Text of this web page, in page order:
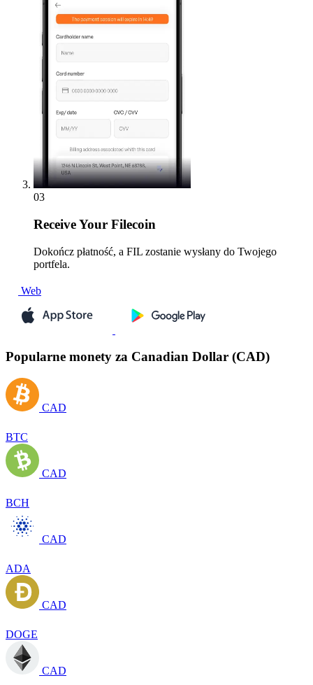
03
ReceiveYour Filecoin
Dokończ płatność, a FIL zostanie wysłany do Twojego
portfela.
Web
Popularne monety za Canadian Dollar (CAD)
CAD
BTC
CAD
BCH
CAD
ADA
CAD
DOGE
CAD